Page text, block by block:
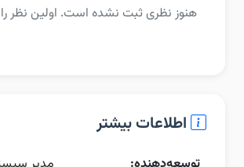
هنوز نظری ثبت نشده است. اولین نظر
اطلاعات بیشتر